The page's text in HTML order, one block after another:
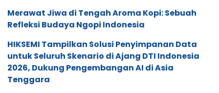
Merawat Jiwa di Tengah Aroma Kopi: Sebuah
Refleksi Budaya Ngopi Indonesia
HIKSEMI Tampilkan Solusi Penyimpanan Data
untuk Seluruh Skenario di Ajang DTI Indonesia
2026, Dukung Pengembangan AI di Asia
Tenggara